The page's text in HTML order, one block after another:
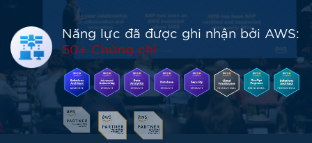
Năng lực đã được ghi nhận bởi AWS:
50+ Chứng chỉ